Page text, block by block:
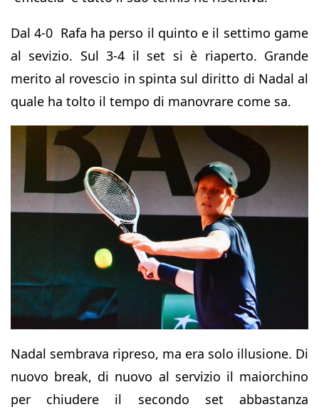
Dal 4-0 Rafa ha perso il quinto e il settimo game
al sevizio. Sul 3-4 il set si è riaperto. Grande
merito al rovescio in spinta sul diritto di Nadal al
quale ha tolto il tempo di manovrare come sa.
Nadal sembrava ripreso, ma era solo illusione. Di
nuovo break, di nuovo al servizio il maiorchino
per chiudere il secondo set abbastanza